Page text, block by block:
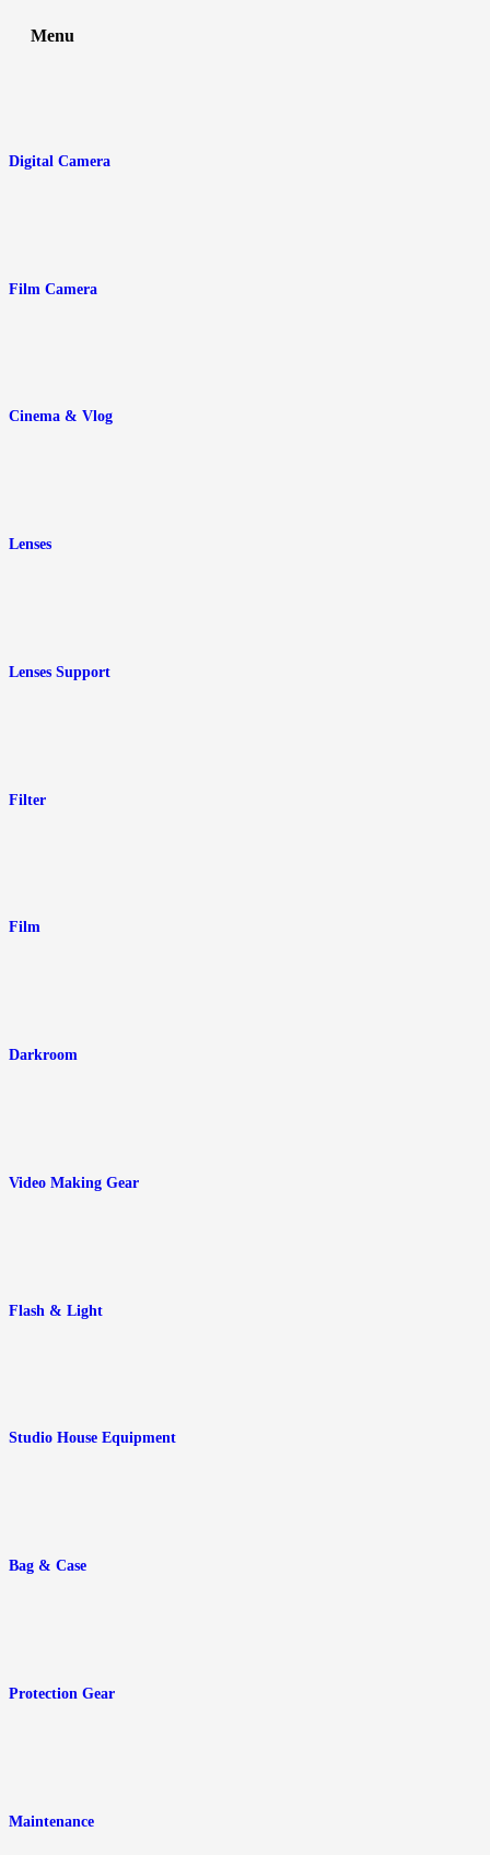
Menu
Digital Camera
Film Camera
Cinema & Vlog
Lenses
Lenses Support
Filter
Film
Darkroom
Video Making Gear
Flash & Light
Studio House Equipment
Bag & Case
Protection Gear
Maintenance